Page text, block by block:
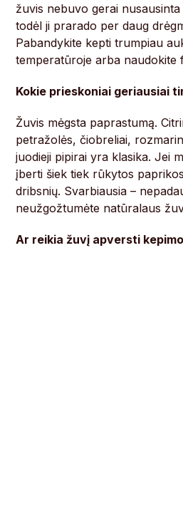
žuvis nebuvo gerai
todėl ji prarado per daug
Pabandykite kepti trumpiau
temperatūroje arba naudokite
Kokie prieskoniai geriausiai
Žuvis mėgsta paprastumą.
petražolės, čiobreliai,
juodieji pipirai yra klasika. Jei
įberti šiek tiek rūkytos
dribsnių. Svarbiausia –
neužgožtumėte natūralaus
Ar reikia žuvį apversti